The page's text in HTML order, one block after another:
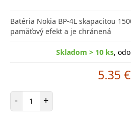
Batéria Nokia BP-4L skapacitou
pamäťový efekt a je chránená
Skladom > 10 ks,
5.35 €
- Počet položiek
+